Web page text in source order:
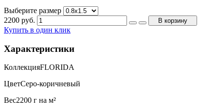
Выберите размер
2200 руб. В корзину
Купить в один клик
Характеристики
КоллекцияFLORIDA
ЦветСеро-коричневый
Вес2200 г на м²